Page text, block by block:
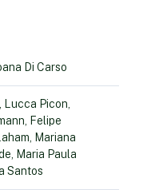
Di Carso
Picon,
Felipe
Mariana
Maria Paula
Santos